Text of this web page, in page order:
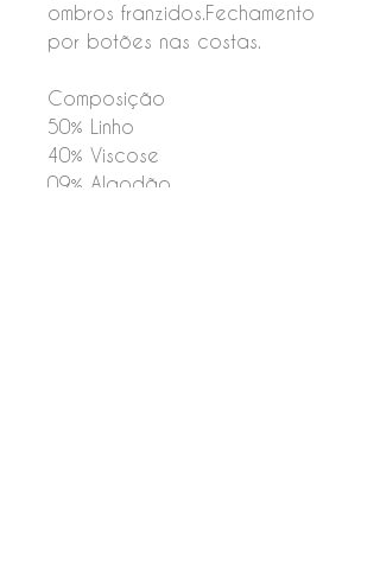
ombros franzidos.Fechamento
por botões nas costas.
Composição
50% Linho
40% Viscose
09% Algodão